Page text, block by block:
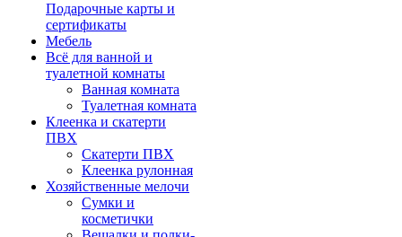
Подарочные карты и
сертификаты
Мебель
Всё для ванной и
туалетной комнаты
Ванная комната
Туалетная комната
Клеенка и скатерти
ПВХ
Скатерти ПВХ
Клеенка рулонная
Хозяйственные мелочи
Сумки и
косметички